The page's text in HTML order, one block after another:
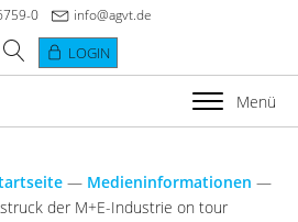
0 info@agvt.de
LOGIN
Menü
— Medieninformationen —
der M+E-Industrie on tour